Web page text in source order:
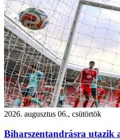
2026. augusztus 06., csütörtök
Biharszentandrásra utazik